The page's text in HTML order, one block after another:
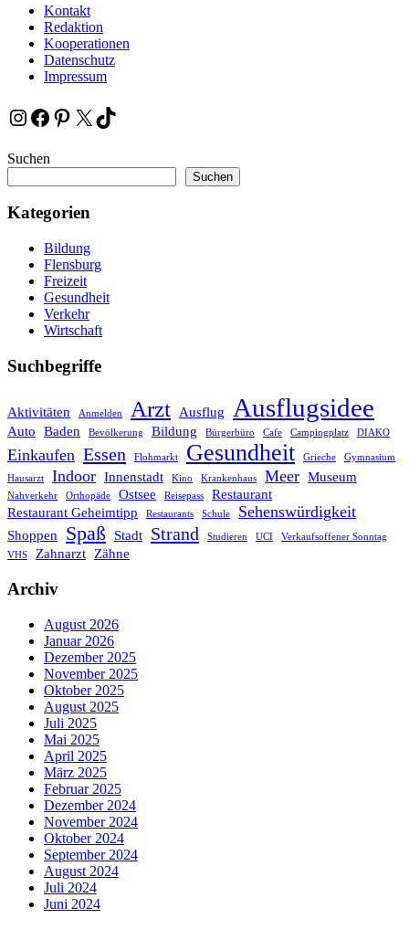
Kontakt
Redaktion
Kooperationen
Datenschutz
Impressum
Instagram
Facebook
Pinterest
X TikTok
Suchen
Suchen
Kategorien
Bildung
Flensburg
Freizeit
Gesundheit
Verkehr
Wirtschaft
Suchbegriffe
Aktivitäten Anmelden Arzt Ausflug Ausflugsidee
Auto Baden Bevölkerung Bildung Bürgerbüro Cafe Campingplatz DIAKO
Einkaufen Essen Flohmarkt Gesundheit Grieche Gymnasium
Hausarzt Indoor Innenstadt Kino Krankenhaus Meer Museum
Nahverkehr Orthopäde Ostsee Reisepass
Restaurant
Restaurant Geheimtipp
Restaurants Schule Sehenswürdigkeit
Shoppen Spaß Stadt Strand Studieren UCI
Verkaufsoffener Sonntag
VHS
Zahnarzt Zähne
Archiv
August 2026
Januar 2026
Dezember 2025
November 2025
Oktober 2025
August 2025
Juli 2025
Mai 2025
April 2025
März 2025
Februar 2025
Dezember 2024
November 2024
Oktober 2024
September 2024
August 2024
Juli 2024
Juni 2024